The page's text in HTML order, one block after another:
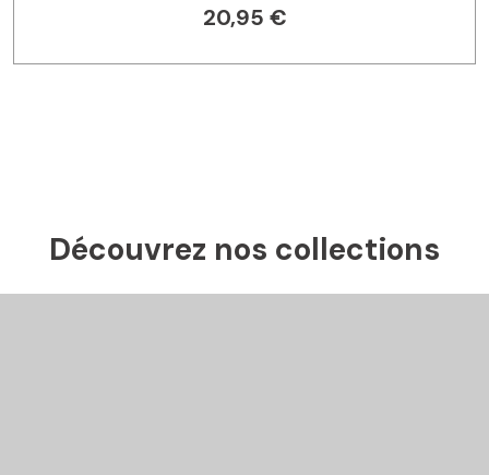
20,95 €
Découvrez nos collections